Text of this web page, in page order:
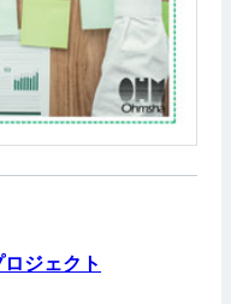
ジェクト